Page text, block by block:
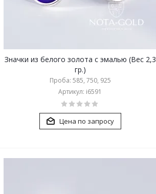
Значки из белого золота с эмалью (Вес 2,3
гр.)
Проба: 585, 750, 925
Артикул: i6591
Цена по запросу